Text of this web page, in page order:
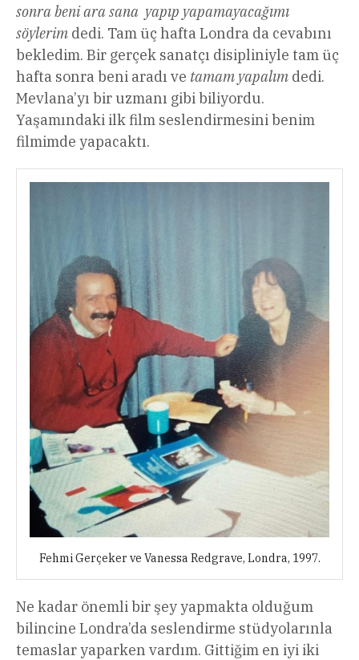
sonra beni ara sana yapıp yapamayacağımı
söylerim dedi. Tam üç hafta Londra da cevabını
bekledim. Bir gerçek sanatçı disipliniyle tam üç
hafta sonra beni aradı ve tamam yapalım dedi.
Mevlana’yı bir uzmanı gibi biliyordu.
Yaşamındaki ilk film seslendirmesini benim
filmimde yapacaktı.
Fehmi Gerçeker ve Vanessa Redgrave, Londra, 1997.
Ne kadar önemli bir şey yapmakta olduğum
bilincine Londra’da seslendirme stüdyolarınla
temaslar yaparken vardım. Gittiğim en iyi iki